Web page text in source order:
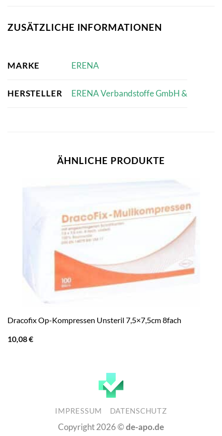
ZUSÄTZLICHE INFORMATIONEN
MARKE ERENA
HERSTELLER ERENA Verbandstoffe GmbH &
ÄHNLICHE PRODUKTE
Dracofix Op-Kompressen Unsteril 7,5×7,5cm 8fach
10,08€
IMPRESSUM DATENSCHUTZ
Copyright 2026 ©de-apo.de